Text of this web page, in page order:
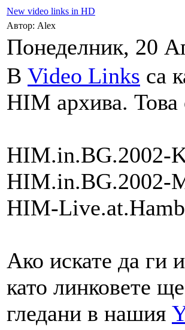
New video links in HD
Автор: Alex
Понеделник, 20
В Video Links са
HIM архива. Това
HIM.in.BG.2002-
HIM.in.BG.2002-
HIM-
Ако искате да ги
като линковете
гледани в нашия